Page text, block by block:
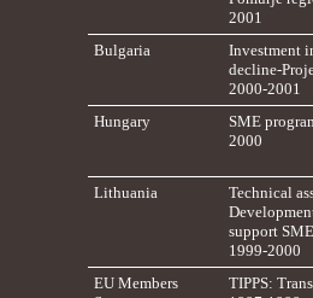
2001
Bulgaria
Investment
decline-
2000-2001
Hungary
SME
2000
Lithuania
Technical
support
1999-2000
EU Members
TIPPS: